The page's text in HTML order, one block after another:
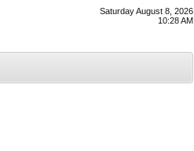
Saturday August 8, 2026
10:28 AM